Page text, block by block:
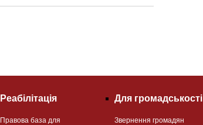
Реабілітація
Правова база для
Для громадськості
Звернення громадян